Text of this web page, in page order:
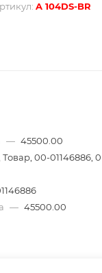
A 104DS-BR
— 45500.00
00-01146886, 0
— 45500.00